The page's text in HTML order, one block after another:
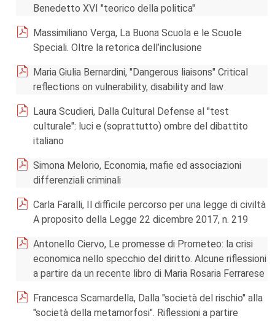
Benedetto XVI "teorico della politica"
Massimiliano Verga, La Buona Scuola e le Scuole
Speciali. Oltre la retorica dell’inclusione
Maria Giulia Bernardini, "Dangerous liaisons" Critical
reflections on vulnerability, disability and law
Laura Scudieri, Dalla Cultural Defense al "test
culturale": luci e (soprattutto) ombre del dibattito
italiano
Simona Melorio, Economia, mafie ed associazioni
differenziali criminali
Carla Faralli, Il difficile percorso per una legge di civiltà
A proposito della Legge 22 dicembre 2017, n. 219
Antonello Ciervo, Le promesse di Prometeo: la crisi
economica nello specchio del diritto. Alcune riflessioni
a partire da un recente libro di Maria Rosaria Ferrarese
Francesca Scamardella, Dalla "società del rischio" alla
"società della metamorfosi". Riflessioni a partire